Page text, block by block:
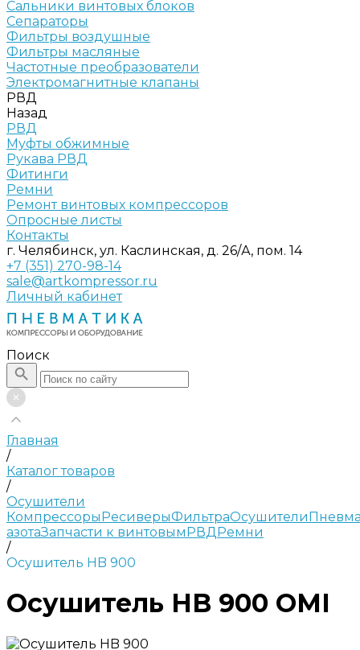
Сальники винтовых блоков
Сепараторы
Фильтры воздушные
Фильтры масляные
Частотные преобразователи
Электромагнитные клапаны
РВД
Назад
РВД
Муфты обжимные
Рукава РВД
Фитинги
Ремни
Ремонт винтовых компрессоров
Опросные листы
Контакты
г. Челябинск, ул. Каслинская, д. 26/А, пом. 14
+7 (351) 270-98-14
sale@artkompressor.ru
Личный кабинет
Поиск
Главная
/
Каталог товаров
/
Осушители
КомпрессорыРесиверыФильтраОсушители
азотаЗапчасти к винтовымРВДРемни
/
Осушитель HB 900
Осушитель HB 900 OMI